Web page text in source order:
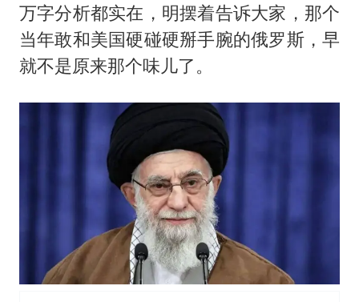
万字分析都实在，明摆着告诉大家，那个
当年敢和美国硬碰硬掰手腕的俄罗斯，早
就不是原来那个味儿了。